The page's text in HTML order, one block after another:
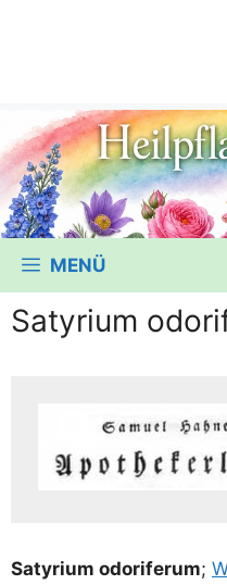
MENÜ
Satyrium
Saty­ri­um odo­rif­er­um;